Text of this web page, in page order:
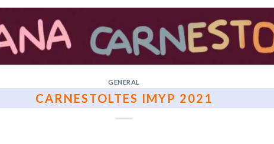
GENERAL
CARNESTOLTES IMYP 2021